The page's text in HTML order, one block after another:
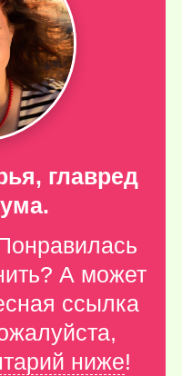
главред
А может
ссылка
ниже!